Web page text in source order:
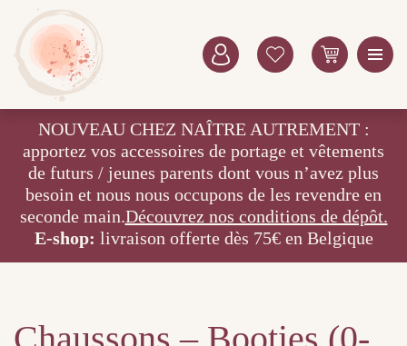
NOUVEAU CHEZ NAÎTRE AUTREMENT :
apportez vos accessoires de portage et vêtements
de futurs / jeunes parents dont vous n’avez plus
besoin et nous nous occupons de les revendre en
seconde main.Découvrez nos conditions de dépôt.
E-shop: livraison offerte dès 75€ en Belgique